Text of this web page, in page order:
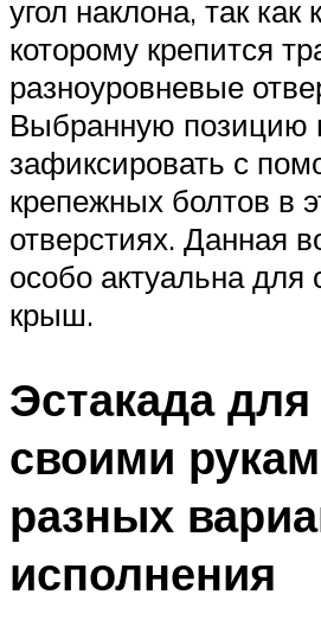
угол наклона, так как
которому крепится
разноуровневые
Выбранную позицию
зафиксировать с
крепежных болтов в
отверстиях. Данная
особо актуальна
крыш.
Эстакада для
своими
разных
исполнения